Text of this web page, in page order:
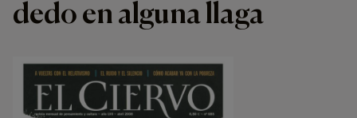
dedo en alguna llaga